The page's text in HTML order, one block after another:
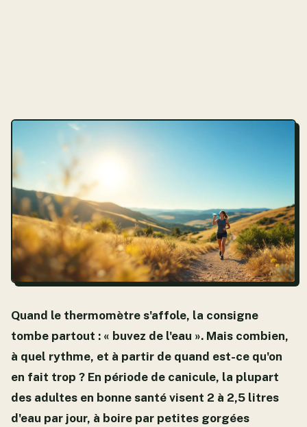
Quand le thermomètre s'affole, la consigne
tombe partout : « buvez de l'eau ». Mais combien,
à quel rythme, et à partir de quand est-ce qu'on
en fait trop ? En période de canicule, la plupart
des adultes en bonne santé visent 2 à 2,5 litres
d'eau par jour, à boire par petites gorgées